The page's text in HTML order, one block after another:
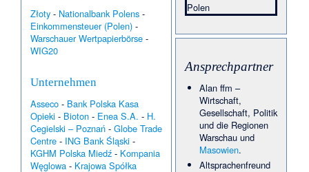
Złoty - Nationalbank Polens -
Einkommensteuer (Polen) -
Warschauer Wertpapierbörse -
WIG20
Unternehmen
Asseco - Bank Polska Kasa
Opieki - Bioton - Enea S.A. - H.
Cegielski – Poznań -Globe Trade
Centre - ING Bank Śląski -
KGHM Polska Miedź - Kompania
Węglowa - Krajowa Spółka
der Männer 1972 Polen –
BR Deutschland – Rumänien
Bregje de Brouwer·
mit bundesdeutscher
Beteiligung 1972·Stępień
Anatoljewna Flige
Haupt·Cielętnik·
Muhari·Jakub Powarzyński·
Polnische EU-
Ratspräsidentschaft 2025·
Simone Genga•31.12.
Angèle Sydow·Evelina
Valabrega·KZ Janinagrube
Polen
Ansprechpartner
Alan ffm –
Wirtschaft,
Gesellschaft, Politik
und die Regionen
Warschauund
Masowien.
Altsprachenfreund